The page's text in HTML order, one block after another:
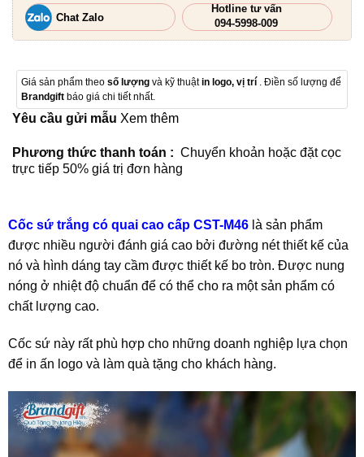
Chat Zalo
Hotline tư vấn
094-5998-009
Giá sản phẩm theo số lượng và kỹ thuậtin logo, vị trí . Điền số lượng để
Brandgift báo giá chi tiết nhất.
Yêu cầu gửi mẫu Xem thêm
Phương thức thanh toán : Chuyển khoản hoặc đặt cọc
trực tiếp 50% giá trị đơn hàng
Cốc sứ trắng có quai cao cấp CST-M46 là sản phẩm
được nhiều người đánh giá cao bởi đường nét thiết kế của
nó và hình dáng tay cầm được thiết kế bo tròn. Được nung
nóng ở nhiệt độ chuẩn để có thể cho ra một sản phẩm có
chất lượng cao.
Cốc sứ này rất phù hợp cho những doanh nghiệp lựa chọn
để in ấn logo và làm quà tặng cho khách hàng.